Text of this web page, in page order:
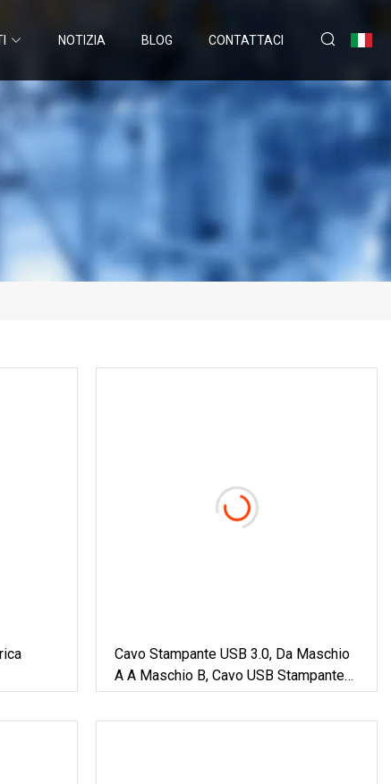
NOTIZIA BLOG CONTATTACI
Cavo Stampante USB 3.0, Da Maschio
A A Maschio B, Cavo USB Stampante
Per Scanner Stampante